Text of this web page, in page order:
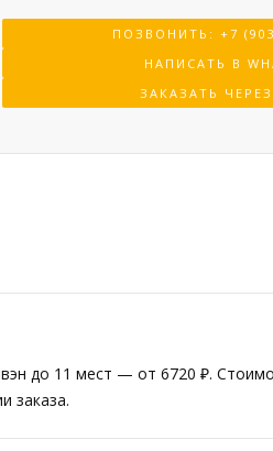
ПОЗВОНИТЬ: +7
НАПИСАТЬ В
ЗАКАЗАТЬ
до 11 мест — от 6720 ₽.
заказа.